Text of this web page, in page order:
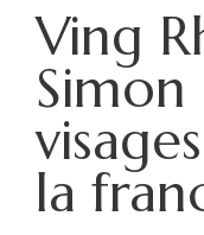
Ving
Simon
la